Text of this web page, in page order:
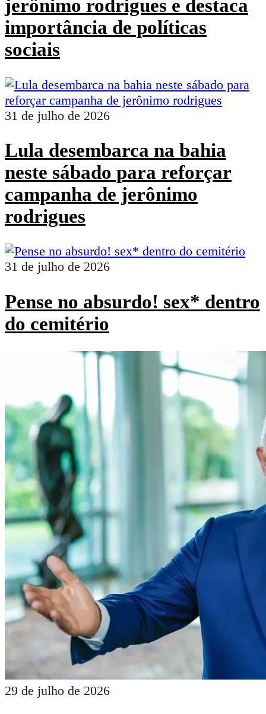
jerônimo rodrigues e destaca
importância de políticas
sociais
31 de julho de 2026
Lula desembarca na bahia
neste sábado para reforçar
campanha de jerônimo
rodrigues
31 de julho de 2026
Pense no absurdo! sex* dentro
do cemitério
29 de julho de 2026